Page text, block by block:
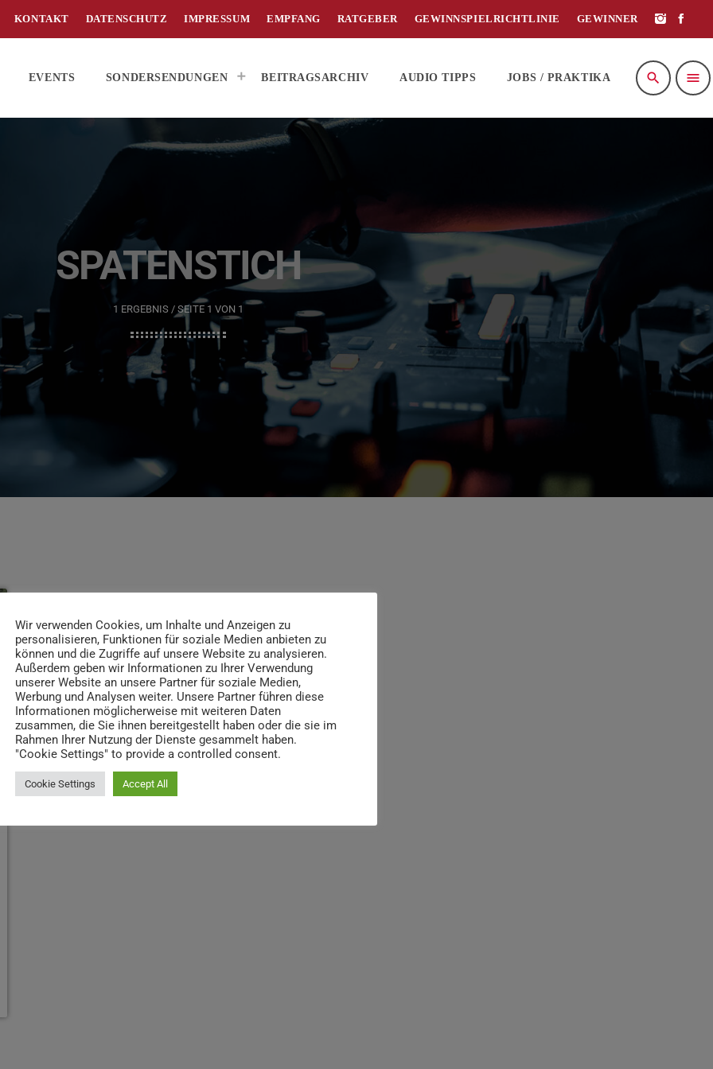
KONTAKT DATENSCHUTZ IMPRESSUM EMPFANG RATGEBER GEWINNSPIELRICHTLINIE GEWINNER
EVENTS SONDERSENDUNGEN BEITRAGSARCHIV AUDIO TIPPS JOBS / PRAKTIKA search menu
SPATENSTICH
1 ERGEBNIS / SEITE 1 VON 1
Wir verwenden Cookies, um Inhalte und Anzeigen zu
personalisieren, Funktionen für soziale Medien anbieten zu
können und die Zugriffe auf unsere Website zu analysieren.
Außerdem geben wir Informationen zu Ihrer Verwendung
unserer Website an unsere Partner für soziale Medien,
Werbung und Analysen weiter. Unsere Partner führen diese
Informationen möglicherweise mit weiteren Daten
zusammen, die Sie ihnen bereitgestellt haben oder die sie im
Rahmen Ihrer Nutzung der Dienste gesammelt haben.
"Cookie Settings" to provide a controlled consent.
Cookie Settings Accept All